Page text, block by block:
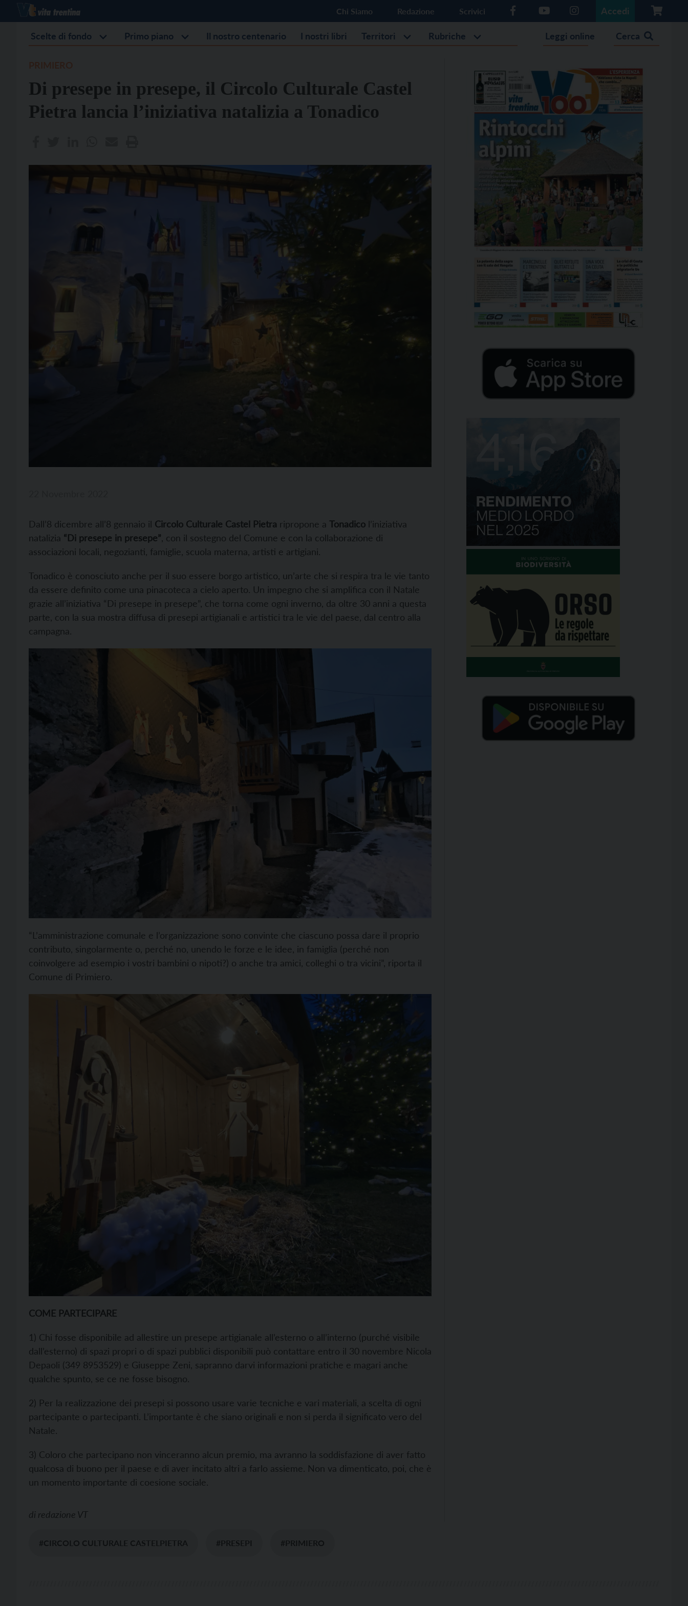
Chi Siamo Redazione Scrivici Accedi
Scelte di fondo Primo piano Il nostro centenario I nostri libri Territori Rubriche Leggi online Cerca
Di presepe in presepe, il Circolo Culturale Castel
Pietra lancia l’iniziativa natalizia a Tonadico
Dall’8 dicembre all’8 gennaio il Circolo Culturale Castel Pietra ripropone a Tonadico l’iniziativa
natalizia “Di presepe in presepe”, con il sostegno del Comune e con la collaborazione di
associazioni locali, negozianti, famiglie, scuola materna, artisti e artigiani.
Tonadico è conosciuto anche per il suo essere borgo artistico, un’arte che si respira tra le vie tanto
da essere definito come una pinacoteca a cielo aperto. Un impegno che si amplifica con il Natale
grazie all’iniziativa “Di presepe in presepe”, che torna come ogni inverno, da oltre 30 anni a questa
parte, con la sua mostra diffusa di presepi artigianali e artistici tra le vie del paese, dal centro alla
campagna.
“L’amministrazione comunale e l’organizzazione sono convinte che ciascuno possa dare il proprio
contributo, singolarmente o, perché no, unendo le forze e le idee, in famiglia (perché non
coinvolgere ad esempio i vostri bambini o nipoti?) o anche tra amici, colleghi o tra vicini”, riporta il
Comune di Primiero.
COME PARTECIPARE
1) Chi fosse disponibile ad allestire un presepe artigianale all’esterno o all’interno (purché visibile
dall’esterno) di spazi propri o di spazi pubblici disponibili può contattare entro il 30 novembre Nicola
Depaoli (349 8953529) e Giuseppe Zeni, sapranno darvi informazioni pratiche e magari anche
qualche spunto, se ce ne fosse bisogno.
2) Per la realizzazione dei presepi si possono usare varie tecniche e vari materiali, a scelta di ogni
partecipante o partecipanti. L’importante è che siano originali e non si perda il significato vero del
Natale.
3) Coloro che partecipano non vinceranno alcun premio, ma avranno la soddisfazione di aver fatto
qualcosa di buono per il paese e di aver incitato altri a farlo assieme. Non va dimenticato, poi, che è
un momento importante di coesione sociale.
di redazione VT
#CIRCOLO CULTURALE CASTELPIETRA #PRESEPI #PRIMIERO